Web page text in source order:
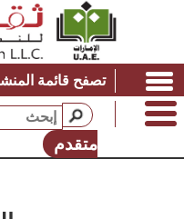
تصفح قائمة
متقدم